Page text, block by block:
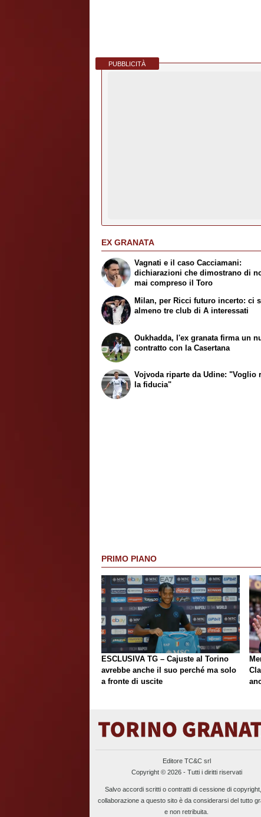
PUBBLICITÀ
EX GRANATA
Vagnati e il caso Cacciamani:
dichiarazioni che dimostrano di
mai compreso il Toro
Milan, per Ricci futuro incerto: ci
almeno tre club di A interessati
Oukhadda, l'ex granata firma un
contratto con la Casertana
Vojvoda riparte da Udine: "Voglio
la fiducia"
PRIMO PIANO
ESCLUSIVA TG – Cajuste al Torino
avrebbe anche il suo perché ma solo
a fronte di uscite
Editore TC&C srl
Copyright © 2026 - Tutti i diritti riservati
Salvo accordi scritti o contratti di cessione di
collaborazione a questo sito è da considerarsi del tutto
e non retribuita.